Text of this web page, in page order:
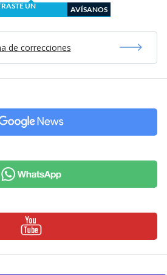
UN
AVÍSANOS
de correcciones